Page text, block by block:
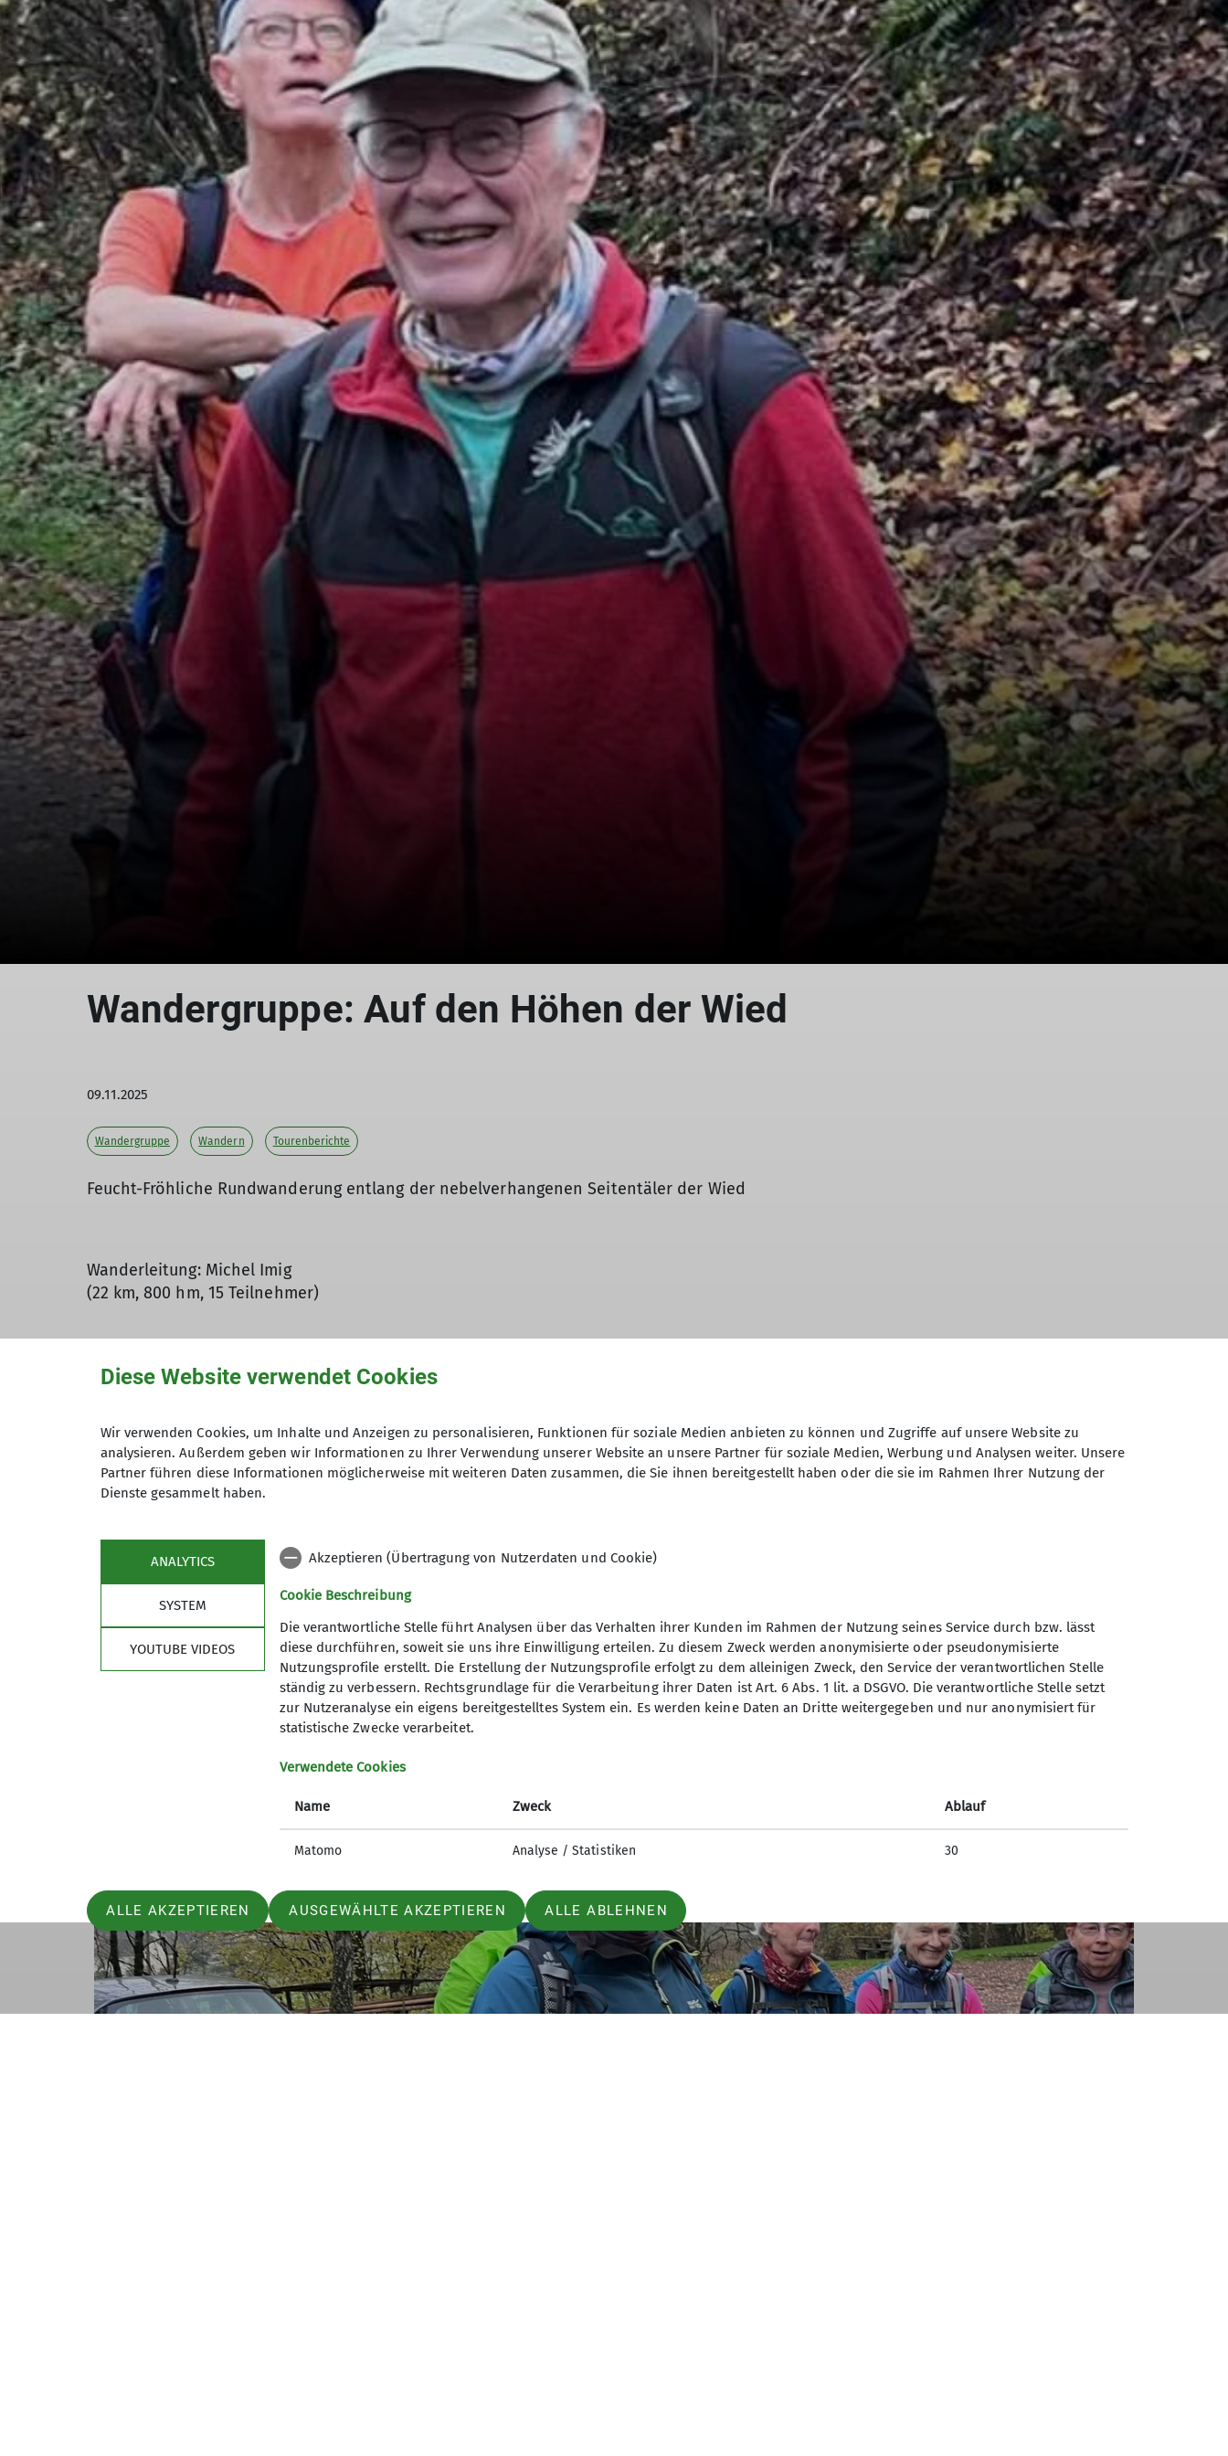
Wandergruppe: Auf den Höhen der Wied
09.11.2025
Wandergruppe Wandern Tourenberichte
Feucht-Fröhliche Rundwanderung entlang der nebelverhangenen Seitentäler der Wied
Wanderleitung: Michel Imig
(22 km, 800 hm, 15 Teilnehmer)
Datzeroth - Sendemast Datzeroth - Wiedweg "Zum stillen Winkel" - Tankstelle Niederbreitbach (Nb) - Wiedpark Nb - Clausberg - Marien-
und Antoniushaus - Wiedtalbad - Malberg - Teufelsgraben (Nonnenbachtal?) - Forsthütte - Datzeroth
Wie der Name schon vermuten läßt, fand die Wanderung im Westerwald statt und führte in Teilen entlang der Wied. Ausgangspunkt der
Wanderung war ein Wanderparkplatz in der unmittelbar an der Wied gelegenen Ortschaft Datzenroth. Der Weg im Naturpark Rhein-
Überwindung der Höhen am Clausberg und Malberg waren wieder einige Höhenmeter zu bewältigen.
Diese Website verwendet Cookies
Wir verwenden Cookies, um Inhalte und Anzeigen zu personalisieren, Funktionen für soziale Medien anbieten zu können und Zugriffe auf unsere Website zu
analysieren. Außerdem geben wir Informationen zu Ihrer Verwendung unserer Website an unsere Partner für soziale Medien, Werbung und Analysen weiter. Unsere
Partner führen diese Informationen möglicherweise mit weiteren Daten zusammen, die Sie ihnen bereitgestellt haben oder die sie im Rahmen Ihrer Nutzung der
Dienste gesammelt haben.
ANALYTICS
SYSTEM
YOUTUBE VIDEOS
Akzeptieren (Übertragung von Nutzerdaten und Cookie)
Cookie Beschreibung
Die verantwortliche Stelle führt Analysen über das Verhalten ihrer Kunden im Rahmen der Nutzung seines Service durch bzw. lässt
diese durchführen, soweit sie uns ihre Einwilligung erteilen. Zu diesem Zweck werden anonymisierte oder pseudonymisierte
Nutzungsprofile erstellt. Die Erstellung der Nutzungsprofile erfolgt zu dem alleinigen Zweck, den Service der verantwortlichen Stelle
ständig zu verbessern. Rechtsgrundlage für die Verarbeitung ihrer Daten ist Art. 6 Abs. 1 lit. a DSGVO. Die verantwortliche Stelle setzt
zur Nutzeranalyse ein eigens bereitgestelltes System ein. Es werden keine Daten an Dritte weitergegeben und nur anonymisiert für
statistische Zwecke verarbeitet.
Verwendete Cookies
Name Zweck Ablauf
Matomo Analyse / Statistiken 30
ALLE AKZEPTIEREN AUSGEWÄHLTE AKZEPTIEREN ALLE ABLEHNEN